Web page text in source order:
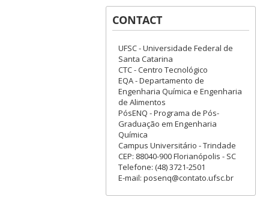
CONTACT
UFSC - Universidade Federal de
Santa Catarina
CTC - Centro Tecnológico
EQA - Departamento de
Engenharia Química e Engenharia
de Alimentos
PósENQ - Programa de Pós-
Graduação em Engenharia
Química
Campus Universitário - Trindade
CEP: 88040-900 Florianópolis - SC
Telefone: (48) 3721-2501
E-mail: posenq@contato.ufsc.br